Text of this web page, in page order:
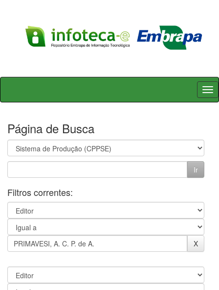
Skip
Página de Busca
Filtros correntes: